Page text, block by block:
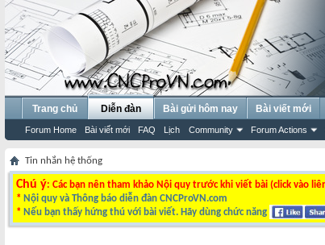
Trang chủ Diễn đàn
Forum Home Bài viết mới FAQ Lịch Community Forum Actions
Bài gửi hôm nay Bài viết mới
Tin nhắn hệ thống
Chú ý: Các bạn nên tham khảo Nội quy trước khi viết bài (click vào
* Nội quy và Thông báo diễn đàn CNCProVN.com
* Nếu bạn thấy hứng thú với bài viết. Hãy dùng chức năng